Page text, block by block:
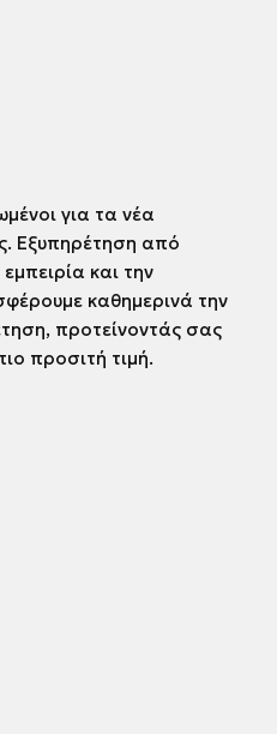
για τα νέα
Εξυπηρέτηση από
και την
καθημερινά την
προτείνοντάς σας
προσιτή τιμή.